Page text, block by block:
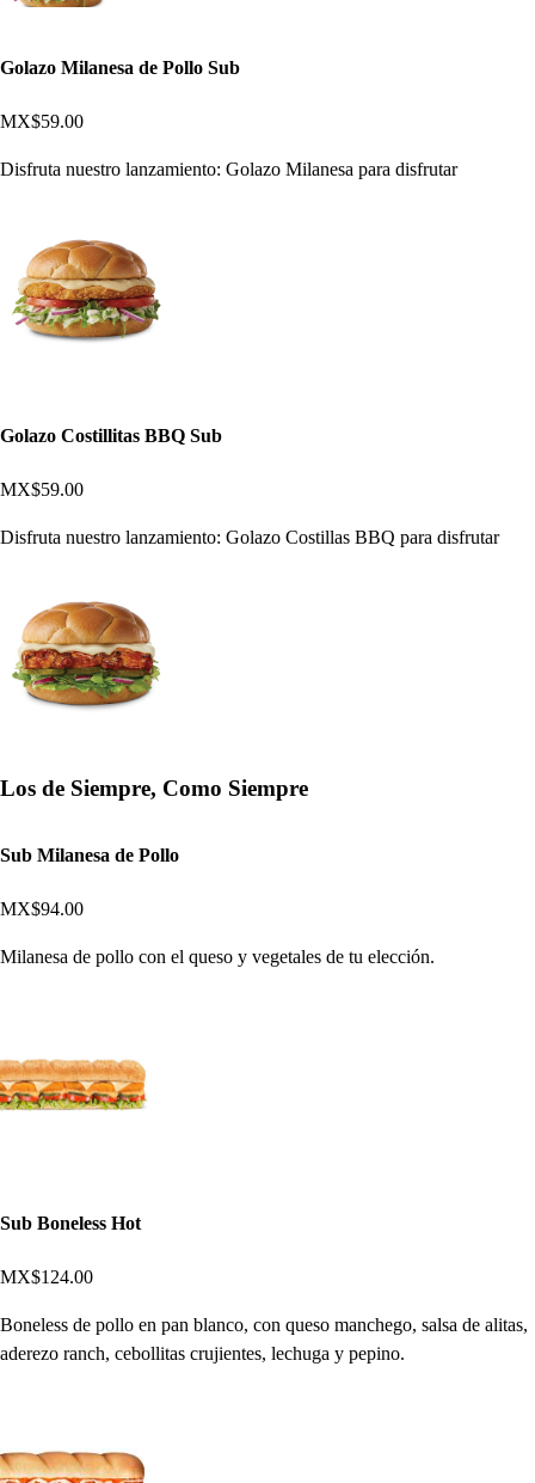
Golazo Milanesa de Pollo Sub
MX$59.00
Disfruta nuestro lanzamiento: Golazo Milanesa para disfrutar
Golazo Costillitas BBQ Sub
MX$59.00
Disfruta nuestro lanzamiento: Golazo Costillas BBQ para disfrutar
Los de Siempre, Como Siempre
Sub Milanesa de Pollo
MX$94.00
Milanesa de pollo con el queso y vegetales de tu elección.
Sub Boneless Hot
MX$124.00
Boneless de pollo en pan blanco, con queso manchego, salsa de alitas,
aderezo ranch, cebollitas crujientes, lechuga y pepino.